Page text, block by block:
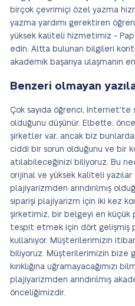
birçok çevrimiçi özel yazma
yazma yardımı gerektiren
yüksek kaliteli hizmetimiz -
edin. Altta bulunan bilgileri
akademik başarıya ulaşmanın
Benzeri olmayan
Çok sayıda öğrenci,
olduğunu düşünür. Elbette,
şirketler var, ancak biz
ciddi bir sorun olduğunu ve bir
atılabileceğinizi biliyoruz. Bu
orijinal ve yüksek kaliteli
plajiyarizmden arındırılmış
siparişi plajiyarizm için iki kez
şirketimiz, bir belgeyi en küçük
tespit etmek için dört gelişmiş
kullanıyor. Müşterilerimizin
biliyoruz. Müşterilerimizin bize
kırıklığına uğramayacağımızı
plajiyarizmden arındırılmış
önceliğimizdir.